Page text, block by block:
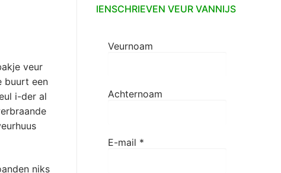
veur
buurt een
i-der al
niks
IENSCHRIEVEN VEUR VANNIJS
Veurnoam
Achternoam
E-mail *